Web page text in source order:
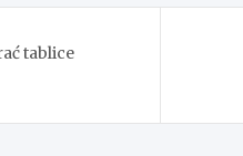
tablice